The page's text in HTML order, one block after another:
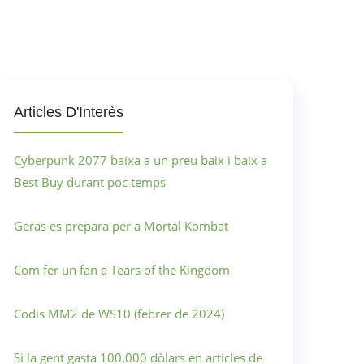
Articles D'Interès
Cyberpunk 2077 baixa a un preu baix i baix a
Best Buy durant poc temps
Geras es prepara per a Mortal Kombat
Com fer un fan a Tears of the Kingdom
Codis MM2 de WS10 (febrer de 2024)
Si la gent gasta 100.000 dòlars en articles de